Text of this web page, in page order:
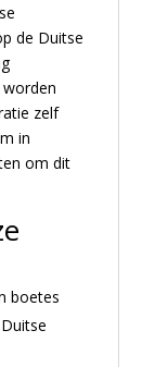
de Duitse
zelf
in
om dit
boetes